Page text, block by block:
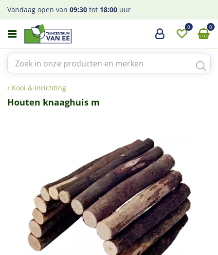
a
Kooi & Inrichting
Vandaag open van 09:30 tot 18:00 uur
Houten knaaghuis m